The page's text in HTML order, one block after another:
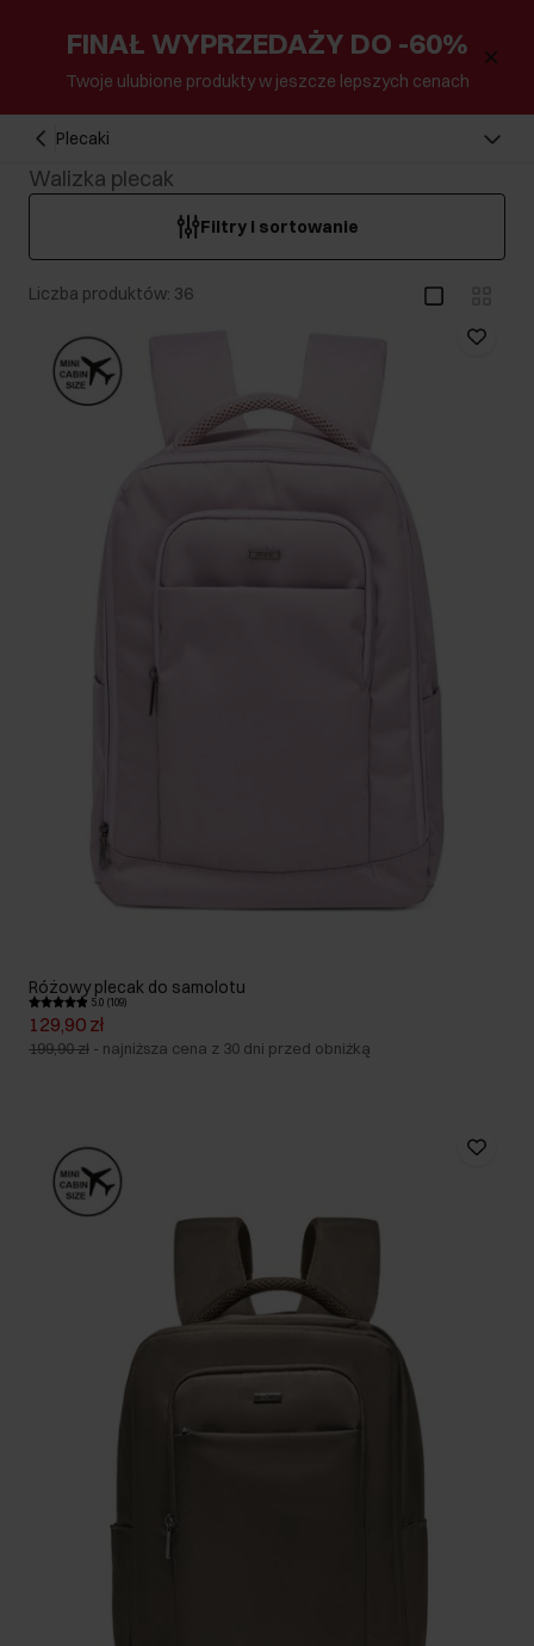
FINAŁ WYPRZEDAŻY DO -60%
Twoje ulubione produkty w jeszcze lepszych cenach
Plecaki
Walizka plecak
Filtry i sortowanie
Liczba produktów: 36
Różowy plecak do samolotu
5.0 (109)
129,90 zł
199,90 zł - najniższa cena z 30 dni przed obniżką